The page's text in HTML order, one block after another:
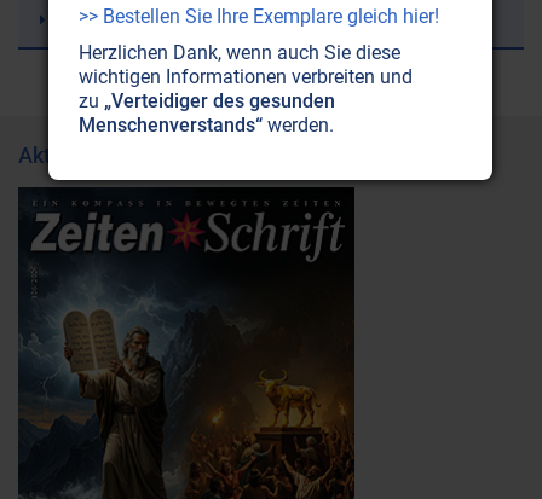
Bienen
Aktuelle Ausgabe
>> Bestellen Sie Ihre Exemplare gleich hier!
Herzlichen Dank, wenn auch Sie diese
wichtigen Informationen verbreiten und
zu „Verteidiger des gesunden
Menschenverstands“ werden.